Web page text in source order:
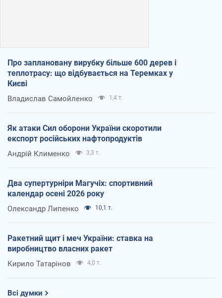
Про заплановану вирубку більше 600 дерев і
теплотрасу: що відбувається на Теремках у
Києві
Владислав Самойленко 1,4 т.
Як атаки Сил оборони України скоротили
експорт російських нафтопродуктів
Андрій Клименко 3,3 т.
Два супертурніри Магучіх: спортивний
календар осені 2026 року
Олександр Липенко 10,1 т.
Ракетний щит і меч України: ставка на
виробництво власних ракет
Кирило Татарінов 4,0 т.
Всі думки